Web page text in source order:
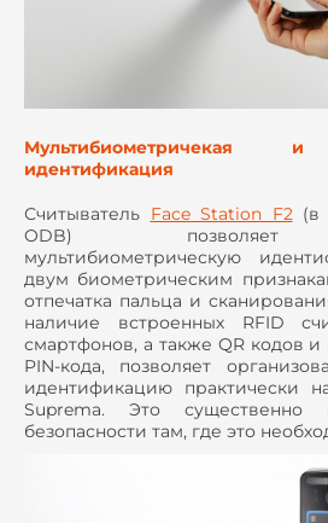
Мультибиометричекая и
идентификация
Считыватель Face Station F2 (в
ODB) позволяет
мультибиометрическую
двум биометрическим
отпечатка пальца и
наличие встроенных RFID
смартфонов, а также QR кодов и
PIN-кода, позволяет
идентификацию практически
Suprema. Это существенно
безопасности там, где это